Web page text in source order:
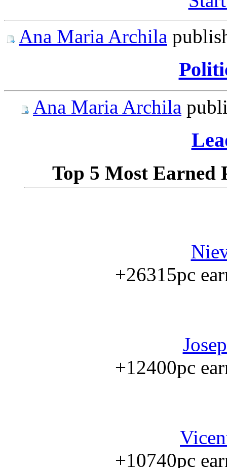
Ana Maria Archila
Ana Maria Archila
Top 5 Most
+26315pc
+12400pc
+10740pc